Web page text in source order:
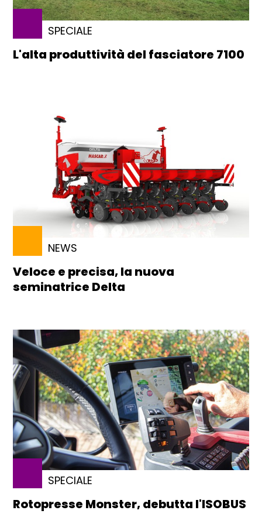
SPECIALE
L'alta produttività del fasciatore 7100
NEWS
Veloce e precisa, la nuova
seminatrice Delta
SPECIALE
Rotopresse Monster, debutta l'ISOBUS